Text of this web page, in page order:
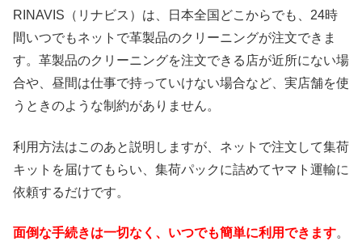
RINAVIS（リナビス）は、日本全国どこからでも、24時
間いつでもネットで革製品のクリーニングが注文できま
す。革製品のクリーニングを注文できる店が近所にない場
合や、昼間は仕事で持っていけない場合など、実店舗を使
うときのような制約がありません。
利用方法はこのあと説明しますが、ネットで注文して集荷
キットを届けてもらい、集荷パックに詰めてヤマト運輸に
依頼するだけです。
面倒な手続きは一切なく、いつでも簡単に利用できます。